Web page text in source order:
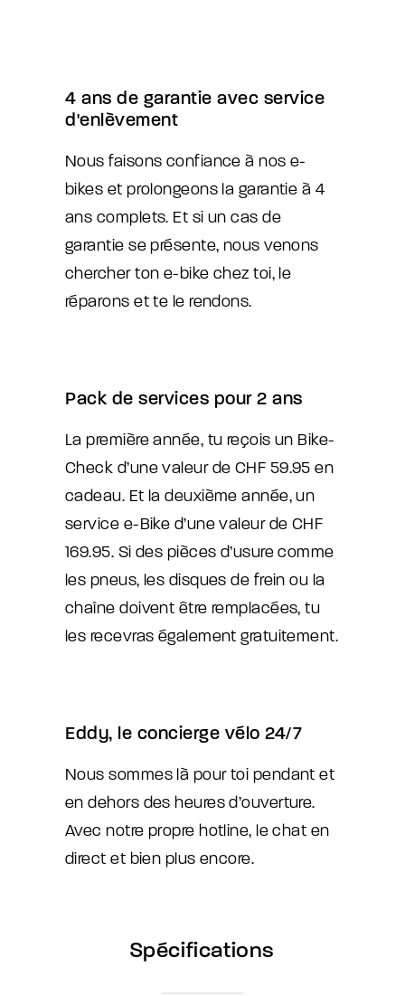
4 ans de garantie avec service
d'enlèvement
Nous faisons confiance à nos e-
bikes et prolongeons la garantie à 4
ans complets. Et si un cas de
garantie se présente, nous venons
chercher ton e-bike chez toi, le
réparons et te le rendons.
Pack de services pour 2 ans
La première année, tu reçois un Bike-
Check d’une valeur de CHF 59.95 en
cadeau. Et la deuxième année, un
service e-Bike d’une valeur de CHF
169.95. Si des pièces d’usure comme
les pneus, les disques de frein ou la
chaîne doivent être remplacées, tu
les recevras également gratuitement.
Eddy, le concierge vélo 24/7
Nous sommes là pour toi pendant et
en dehors des heures d’ouverture.
Avec notre propre hotline, le chat en
direct et bien plus encore.
Spécifications